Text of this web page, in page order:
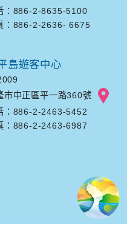
：886-2-8635-5100
：886-2-2636- 6675
島遊客中心
市中正區平一路360號
：886-2-2463-5452
：886-2-2463-6987